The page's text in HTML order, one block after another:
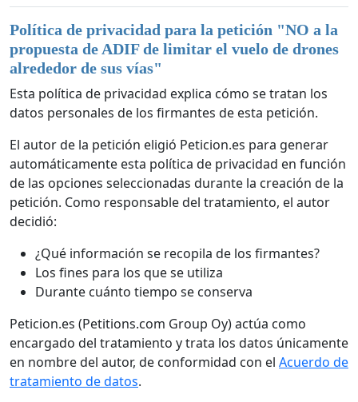
Política de privacidad para la petición "NO a la
propuesta de ADIF de limitar el vuelo de drones
alrededor de sus vías"
Esta política de privacidad explica cómo se tratan los
datos personales de los firmantes de esta petición.
El autor de la petición eligió Peticion.es para generar
automáticamente esta política de privacidad en función
de las opciones seleccionadas durante la creación de la
petición. Como responsable del tratamiento, el autor
decidió:
¿Qué información se recopila de los firmantes?
Los fines para los que se utiliza
Durante cuánto tiempo se conserva
Peticion.es (Petitions.com Group Oy) actúa como
encargado del tratamiento y trata los datos únicamente
en nombre del autor, de conformidad con el Acuerdo de
tratamiento de datos.